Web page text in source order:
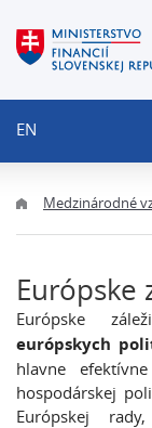
EN
Medzinárodné
Európske
Európske
európskych
hlavne
hospodárskej
Európskej